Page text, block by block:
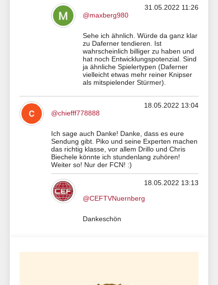
31.05.2022 11:26
@maxberg980
Sehe ich ähnlich. Würde da ganz klar
zu Daferner tendieren. Ist
wahrscheinlich billiger zu haben und
hat noch Entwicklungspotenzial. Sind
ja ähnliche Spielertypen (Daferner
vielleicht etwas mehr reiner Knipser
als mitspielender Stürmer).
18.05.2022 13:04
@chiefff778888
Ich sage auch Danke! Danke, dass es eure
Sendung gibt. Piko und seine Experten machen
das richtig klasse, vor allem Drillo und Chris
Biechele könnte ich stundenlang zuhören!
Weiter so! Nur der FCN! :)
18.05.2022 13:13
@CEFTVNuernberg
Dankeschön